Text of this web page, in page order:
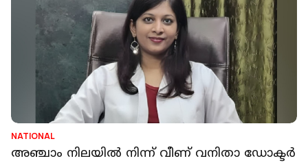
NATIONAL
അഞ്ചാം നിലയില്‍ നിന്ന് വീണ് വനിതാ ഡോക്ടര്‍